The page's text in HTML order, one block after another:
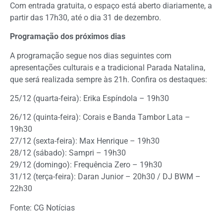
Com entrada gratuita, o espaço está aberto diariamente, a
partir das 17h30, até o dia 31 de dezembro.
Programação dos próximos dias
A programação segue nos dias seguintes com
apresentações culturais e a tradicional Parada Natalina,
que será realizada sempre às 21h. Confira os destaques:
25/12 (quarta-feira): Erika Espíndola – 19h30
26/12 (quinta-feira): Corais e Banda Tambor Lata –
19h30
27/12 (sexta-feira): Max Henrique – 19h30
28/12 (sábado): Sampri – 19h30
29/12 (domingo): Frequência Zero – 19h30
31/12 (terça-feira): Daran Junior – 20h30 / DJ BWM –
22h30
Fonte: CG Notícias